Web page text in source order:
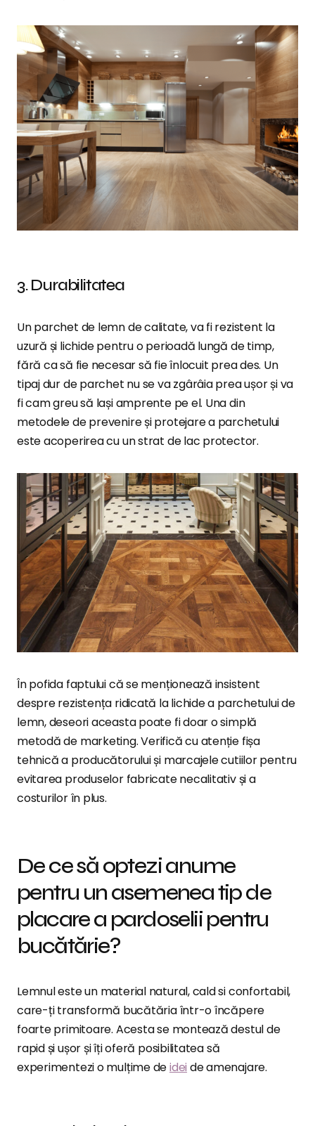
3. Durabilitatea
Un parchet de lemn de calitate, va fi rezistent la
uzură și lichide pentru o perioadă lungă de timp,
fără ca să fie necesar să fie înlocuit prea des. Un
tipaj dur de parchet nu se va zgârâia prea ușor și va
fi cam greu să lași amprente pe el. Una din
metodele de prevenire și protejare a parchetului
este acoperirea cu un strat de lac protector.
În pofida faptului că se menționează insistent
despre rezistența ridicată la lichide a parchetului de
lemn, deseori aceasta poate fi doar o simplă
metodă de marketing. Verifică cu atenție fișa
tehnică a producătorului și marcajele cutiilor pentru
evitarea produselor fabricate necalitativ și a
costurilor în plus.
De ce să optezi anume
pentru un asemenea tip de
placare a pardoselii pentru
bucătărie?
Lemnul este un material natural, cald si confortabil,
care-ți transformă bucătăria într-o încăpere
foarte primitoare. Acesta se montează destul de
rapid și ușor și îți oferă posibilitatea să
experimentezi o mulțime deidei de amenajare.